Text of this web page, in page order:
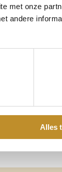
met onze
andere
Alles